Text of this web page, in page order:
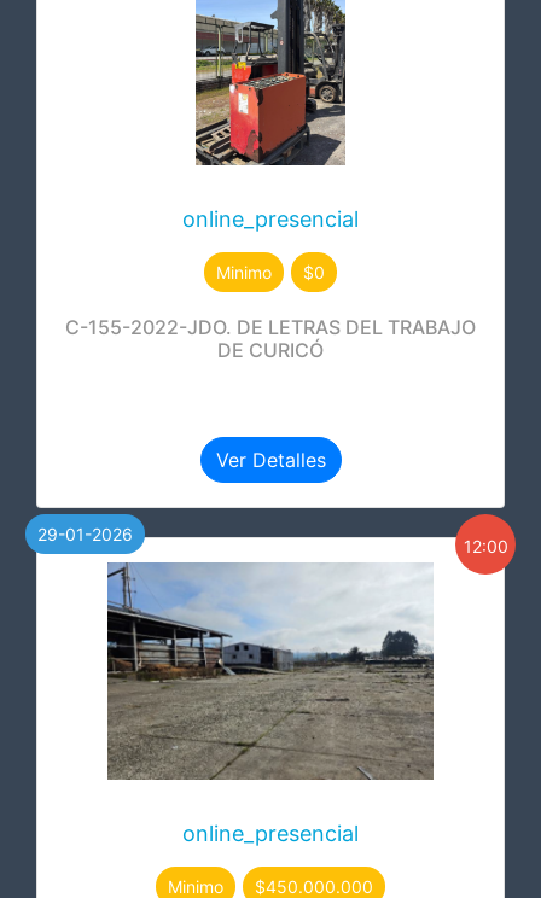
online_presencial
Minimo $0
C-155-2022-JDO. DE LETRAS DEL TRABAJO
DE CURICÓ
Ver Detalles
29-01-2026
12:00
online_presencial
Minimo $450.000.000